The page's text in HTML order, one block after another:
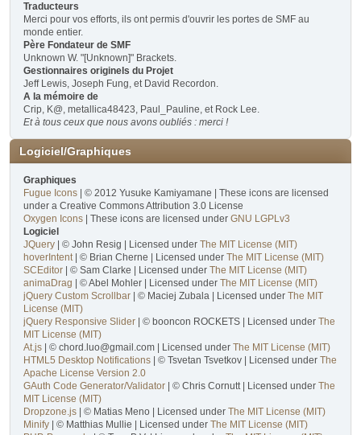
Traducteurs
Merci pour vos efforts, ils ont permis d'ouvrir les portes de SMF au
monde entier.
Père Fondateur de SMF
Unknown W. "[Unknown]" Brackets.
Gestionnaires originels du Projet
Jeff Lewis, Joseph Fung, et David Recordon.
A la mémoire de
Crip, K@, metallica48423, Paul_Pauline, et Rock Lee.
Et à tous ceux que nous avons oubliés : merci !
Logiciel/Graphiques
Graphiques
Fugue Icons | © 2012 Yusuke Kamiyamane | These icons are licensed
under a Creative Commons Attribution 3.0 License
Oxygen Icons | These icons are licensed under GNU LGPLv3
Logiciel
JQuery | © John Resig | Licensed under The MIT License (MIT)
hoverIntent| © Brian Cherne | Licensed under The MIT License (MIT)
SCEditor | © Sam Clarke | Licensed under The MIT License (MIT)
animaDrag | © Abel Mohler | Licensed under The MIT License (MIT)
jQuery Custom Scrollbar | © Maciej Zubala | Licensed under The MIT
License (MIT)
jQuery Responsive Slider | © booncon ROCKETS | Licensed under The
MIT License (MIT)
At.js | © chord.luo@gmail.com | Licensed under The MIT License (MIT)
HTML5 Desktop Notifications | © Tsvetan Tsvetkov | Licensed under The
Apache License Version 2.0
GAuth Code Generator/Validator | © Chris Cornutt | Licensed under The
MIT License (MIT)
Dropzone.js | © Matias Meno | Licensed under The MIT License (MIT)
Minify | © Matthias Mullie | Licensed under The MIT License (MIT)